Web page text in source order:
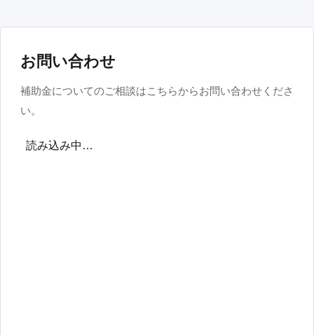
お問い合わせ
補助金についてのご相談はこちらからお問い合わせくださ
い。